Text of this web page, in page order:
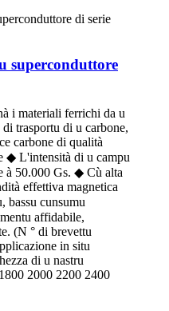
superconduttore
i materiali ferrichi da u
trasportu di u carbone,
carbone di qualità
◆ L'intensità di u campu
à 50.000 Gs. ◆ Cù alta
effettiva magnetica
bassu cunsumu
affidabile,
(N ° di brevettu
in situ
di u nastru
2000 2200 2400